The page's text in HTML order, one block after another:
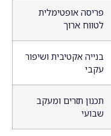
פריסה אופטימלית
לטווח ארוך
בנייה אקטיבית ושיפור
עקבי
תכנון תזרים ומעקב
שבועי